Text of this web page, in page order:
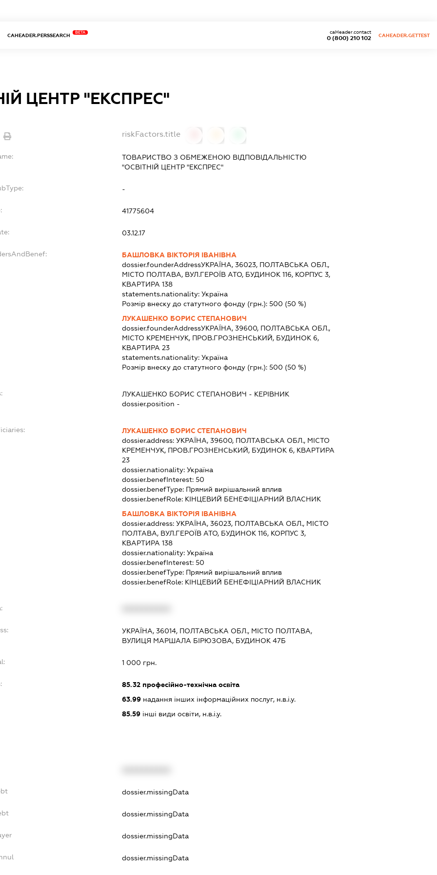
CAHEADER.PERSSEARCH
BETA
0 (800) 210 102
caHeader.contact
CAHEADER.GETTEST
ЦЕНТР "ЕКСПРЕС"
riskFactors.title
ТОВАРИСТВО З ОБМЕЖЕНОЮ ВІДПОВІДАЛЬНІСТЮ
"ОСВІТНІЙ ЦЕНТР "ЕКСПРЕС"
-
41775604
03.12.17
БАШЛОВКА ВІКТОРІЯ ІВАНІВНА
dossier.founderAddressУКРАЇНА, 36023, ПОЛТАВСЬКА ОБЛ.,
МІСТО ПОЛТАВА, ВУЛ.ГЕРОЇВ АТО, БУДИНОК 116, КОРПУС 3,
КВАРТИРА 138
statements.nationality:Україна
Розмір внеску до статутного фонду (грн.):500 (50 %)
ЛУКАШЕНКО БОРИС СТЕПАНОВИЧ
dossier.founderAddressУКРАЇНА, 39600, ПОЛТАВСЬКА ОБЛ.,
МІСТО КРЕМЕНЧУК, ПРОВ.ГРОЗНЕНСЬКИЙ, БУДИНОК 6,
КВАРТИРА 23
statements.nationality:Україна
Розмір внеску до статутного фонду (грн.):500 (50 %)
ЛУКАШЕНКО БОРИС СТЕПАНОВИЧ - КЕРІВНИК
dossier.position -
ЛУКАШЕНКО БОРИС СТЕПАНОВИЧ
dossier.address:УКРАЇНА, 39600, ПОЛТАВСЬКА ОБЛ., МІСТО
КРЕМЕНЧУК, ПРОВ.ГРОЗНЕНСЬКИЙ, БУДИНОК 6, КВАРТИРА
23
dossier.nationality:Україна
dossier.benefInterest:50
dossier.benefType: Прямий вирішальний вплив
dossier.benefRole: КІНЦЕВИЙ БЕНЕФІЦІАРНИЙ ВЛАСНИК
БАШЛОВКА ВІКТОРІЯ ІВАНІВНА
dossier.address:УКРАЇНА, 36023, ПОЛТАВСЬКА ОБЛ., МІСТО
ПОЛТАВА, ВУЛ.ГЕРОЇВ АТО, БУДИНОК 116, КОРПУС 3,
КВАРТИРА 138
dossier.nationality:Україна
dossier.benefInterest:50
dossier.benefType: Прямий вирішальний вплив
dossier.benefRole: КІНЦЕВИЙ БЕНЕФІЦІАРНИЙ ВЛАСНИК
УКРАЇНА, 36014, ПОЛТАВСЬКА ОБЛ., МІСТО ПОЛТАВА,
ВУЛИЦЯ МАРШАЛА БІРЮЗОВА, БУДИНОК 47Б
1 000 грн.
85.32 професійно-технічна освіта
63.99 надання інших інформаційних послуг, н.в.і.у.
85.59 інші види освіти, н.в.і.у.
dossier.missingData
dossier.missingData
dossier.missingData
dossier.missingData